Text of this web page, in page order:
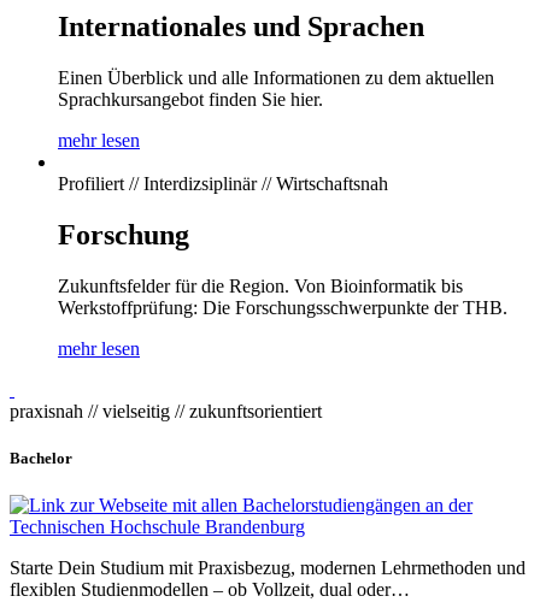
Internationales und Sprachen
Einen Überblick und alle Informationen zu dem aktuellen
Sprachkursangebot finden Sie hier.
mehr lesen
Profiliert // Interdizsiplinär // Wirtschaftsnah
Forschung
Zukunftsfelder für die Region. Von Bioinformatik bis
Werkstoffprüfung: Die Forschungsschwerpunkte der THB.
mehr lesen
praxisnah // vielseitig // zukunftsorientiert
Bachelor
Starte Dein Studium mit Praxisbezug, modernen Lehrmethoden und
flexiblen Studienmodellen – ob Vollzeit, dual oder…